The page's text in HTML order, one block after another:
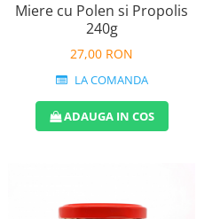
Miere cu Polen si Propolis
240g
27,00 RON
LA COMANDA
ADAUGA IN COS